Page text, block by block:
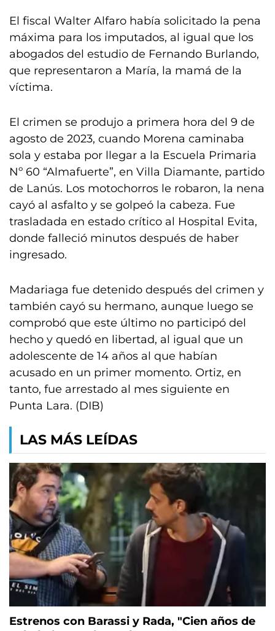
El fiscal Walter Alfaro había solicitado la pena
máxima para los imputados, al igual que los
abogados del estudio de Fernando Burlando,
que representaron a María, la mamá de la
víctima.
El crimen se produjo a primera hora del 9 de
agosto de 2023, cuando Morena caminaba
sola y estaba por llegar a la Escuela Primaria
Nº 60 “Almafuerte”, en Villa Diamante, partido
de Lanús. Los motochorros le robaron, la nena
cayó al asfalto y se golpeó la cabeza. Fue
trasladada en estado crítico al Hospital Evita,
donde falleció minutos después de haber
ingresado.
Madariaga fue detenido después del crimen y
también cayó su hermano, aunque luego se
comprobó que este último no participó del
hecho y quedó en libertad, al igual que un
adolescente de 14 años al que habían
acusado en un primer momento. Ortiz, en
tanto, fue arrestado al mes siguiente en
Punta Lara. (DIB)
LAS MÁS LEÍDAS
Estrenos con Barassi y Rada, "Cien años de